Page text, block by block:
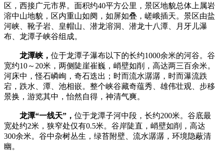
区，西接广元市界。面积约40平方公里，景区地貌总体上属岩
溶中山地貌，区内重山如阕，如屏如叠，嵯峨插天。景区由盐
河峡、靴子岩、皇帽山、潜龙溶洞、潜龙十八潭、月牙儿瀑
布、龙潭子峡谷组成。
龙潭峡， 位于龙潭子瀑布以下的长约1000余米的河谷。谷
宽约10～20米，两侧陡崖崔巍，峭壁如削，高达两三百余米。
河床中，怪石嶙峋，奇石迭出；时而流水潺潺，时而瀑流跌
宕，跌水、潭、池相嵌。整个峡谷藏奇蕴秀、雄伟壮观、步移
景换，游览其中，怡然自得，神清气爽。
龙潭“一线天” ， 位于龙潭子河中段，长约200米。谷底最
宽处约2米，狭窄处仅有0.5米。谷岸陡直，峭壁如削，高达
300余米。谷中杂树丛生，绿苔附壁、流水潺潺，环境隐蔽清
幽。